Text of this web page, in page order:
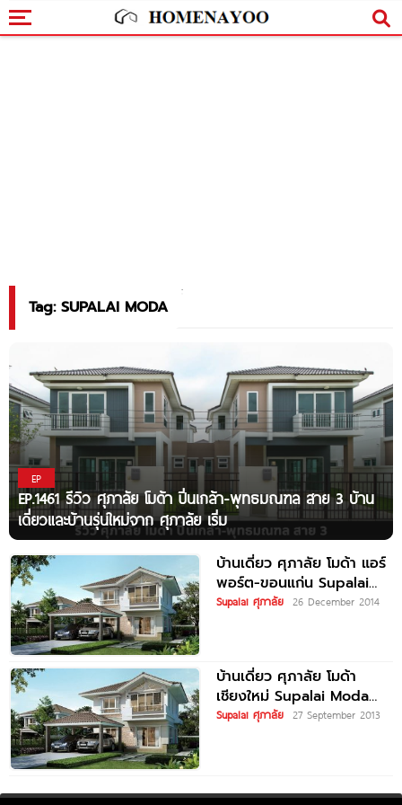
Tag: SUPALAI MODA
EP
EP.1461 รีวิว ศุภาลัย โมด้า ปิ่นเกล้า-พุทธมณฑล สาย 3 บ้าน
เดี่ยวและบ้านรุ่นใหม่จาก ศุภาลัย เริ่ม
บ้านเดี่ยว ศุภาลัย โมด้า แอร์
พอร์ต-ขอนแก่น Supalai
Moda Airport-Khon
Supalai ศุภาลัย 26 December 2014
บ้านเดี่ยว ศุภาลัย โมด้า
เชียงใหม่ Supalai Moda
Chiangmai
Supalai ศุภาลัย 27 September 2013